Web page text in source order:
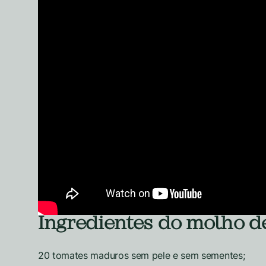
Ingredientes do molho
20 tomates maduros sem pele e sem sementes;